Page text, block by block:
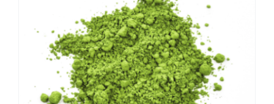
Les
options
peuvent
être
choisies
sur